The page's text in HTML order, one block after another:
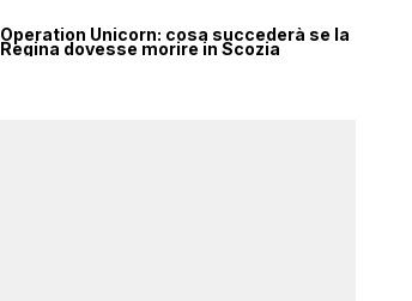
Operation Unicorn: cosa succederà se la
Regina dovesse morire in Scozia